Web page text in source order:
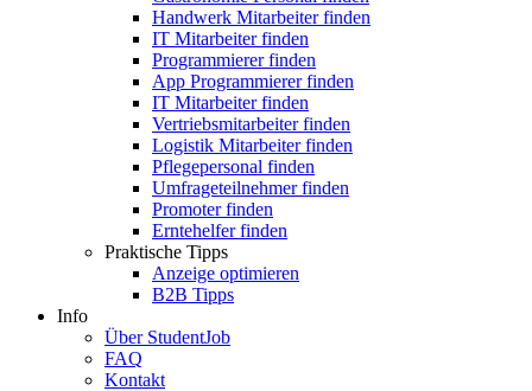
Handwerk Mitarbeiter finden
IT Mitarbeiter finden
Programmierer finden
App Programmierer finden
IT Mitarbeiter finden
Vertriebsmitarbeiter finden
Logistik Mitarbeiter finden
Pflegepersonal finden
Umfrageteilnehmer finden
Promoter finden
Erntehelfer finden
Praktische Tipps
Anzeige optimieren
B2B Tipps
Info
Über StudentJob
FAQ
Kontakt